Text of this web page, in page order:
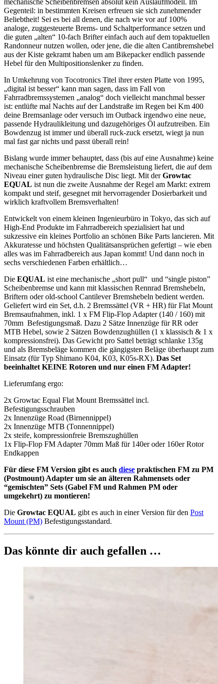
Gegenteil: in bestimmten Kreisen erfreuen sie sich zunehmender
Beliebtheit! Sei es bei all denen, die nach wie vor auf 100%
analoge, zuggesteuerte Brems- und Schaltperformance setzen und
die guten „alten“ 10-fach Brifter einfach auch auf dem topaktuellen
Randonneur nutzen wollen, oder jene, die die alten Cantibremshebel
aus der Kiste gekramt haben um am Bikepacker endlich passende
Hebel für den Multipositionslenker zu finden.
In Umkehrung von Tocotronics Titel ihrer ersten Platte von 1995,
„digital ist besser“ kann man sagen, dass im Fall von
Fahrradbremssystemen „analog“ doch vielleicht manchmal besser
ist: entlüfte mal Nachts auf der Landstraße im Regen bei Km 400
deine Bremsanlage oder versuch im Outback irgendwo eine neue,
passende Hydraulikleitung und dazugehöriges Öl aufzutreiben. Ein
Bowdenzug ist immer und überall ruck-zuck ersetzt, wiegt ja nun
mal fast gar nichts und passt überall rein!
Bislang wurde immer behauptet, dass (bis auf eine Ausnahme) keine
mechanische Scheibenbremse die Bremsleistung liefert, die auf dem
Niveau einer guten hydraulische Disc liegt. Mit derGrowtac
EQUAL ist nun die zweite Ausnahme der Regel am Markt: extrem
kompakt und steif, gesegnet mit hervorragender Dosierbarkeit und
wirklich kraftvollem Bremsverhalten!
Entwickelt von einem kleinen Ingenieurbüro in Tokyo, das sich auf
High-End Produkte im Fahrradbereich spezialisiert hat und
sukzessive ein kleines Portfolio an schönen Bike Parts lancieren. Mit
Akkuratesse und höchsten Qualitätsansprüchen gefertigt – wie eben
alles was im Fahrradbereich aus Japan kommt! Und dann noch in
sechs verschiedenen Farben erhältlich…
Die EQUAL ist eine mechanische „short pull“ und “single piston”
Scheibenbremse und kann mit klassischen Rennrad Bremshebeln,
Briftern oder old-school Cantilever Bremshebeln bedient werden.
Geliefert wird ein Set, d.h. 2 Bremssättel (VR + HR) für Flat Mount
Bremsaufnahmen, inkl. 1 x FM Flip-Flop Adapter (140 / 160) mit
70mm Befestigungsmaß. Dazu 2 Sätze Innenzüge für RR oder
MTB Hebel, sowie 2 Sätzen Bowdenzughüllen (1 x klassisch & 1 x
kompressionsfrei). Das Gewicht pro Sattel beträgt schlanke 135g
und als Bremsbeläge kommen die gängigsten Beläge überhaupt zum
Einsatz (für Typ Shimano K04, K03, K05s-RX). Das Set
beeinhaltet KEINE Rotoren und nur einen FM Adapter!
Lieferumfang ergo:
2x Growtac Equal Flat Mount Bremssättel incl.
Befestigungsschrauben
2x Innenzüge Road (Birnennippel)
2x Innenzüge MTB (Tonnennippel)
2x steife, kompressionfreie Bremszughüllen
1x Flip-Flop FM Adapter 70mm Maß für 140er oder 160er Rotor
Endkappen
Für diese FM Version gibt es auch diese praktischen FM zu PM
(Postmount) Adapter um sie an älteren Rahmensets oder
“gemischten” Sets (Gabel FM und Rahmen PM oder
umgekehrt) zu montieren!
Die Growtac EQUAL gibt es auch in einer Version für den Post
Mount (PM) Befestigungsstandard.
Das könnte dir auch gefallen …